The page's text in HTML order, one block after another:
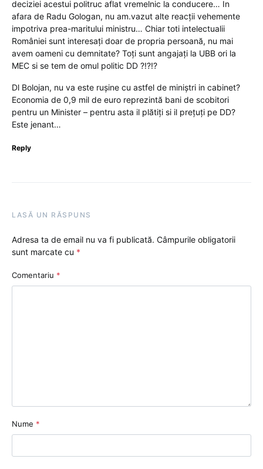
deciziei acestui politruc aflat vremelnic la conducere… In
afara de Radu Gologan, nu am.vazut alte reacții vehemente
impotriva prea-maritului ministru… Chiar toti intelectualii
României sunt interesați doar de propria persoană, nu mai
avem oameni cu demnitate? Toți sunt angajați la UBB ori la
MEC si se tem de omul politic DD ?!?!?
Dl Bolojan, nu va este rușine cu astfel de miniștri in cabinet?
Economia de 0,9 mil de euro reprezintă bani de scobitori
pentru un Minister – pentru asta il plătiți si il prețuți pe DD?
Este jenant…
Reply
LASĂ UN RĂSPUNS
Adresa ta de email nu va fi publicată. Câmpurile obligatorii
sunt marcate cu *
Comentariu *
Nume *